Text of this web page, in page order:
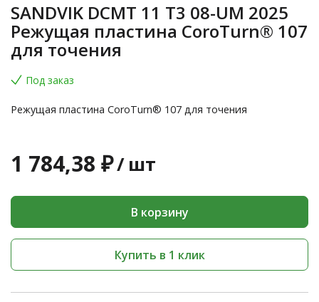
SANDVIK DCMT 11 T3 08-UM 2025
Режущая пластина CoroTurn® 107
для точения
Под заказ
Режущая пластина CoroTurn® 107 для точения
1 784,38 ₽/ шт
В корзину
Купить в 1 клик